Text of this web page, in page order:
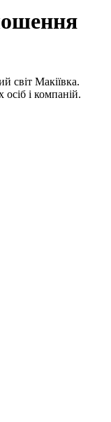
світ Макіївка.
і компаній.